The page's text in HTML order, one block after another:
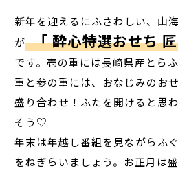
新年を迎えるにふさわしい、山
が 「 酔心特選おせち
です。壱の重には長崎県産とら
重と参の重には、おなじみのお
盛り合わせ！ふたを開けると思
そう♡
年末は年越し番組を見ながらふ
をねぎらいましょう。お正月は